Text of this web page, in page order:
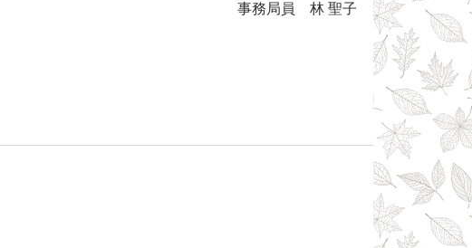
事務局員　林 聖子